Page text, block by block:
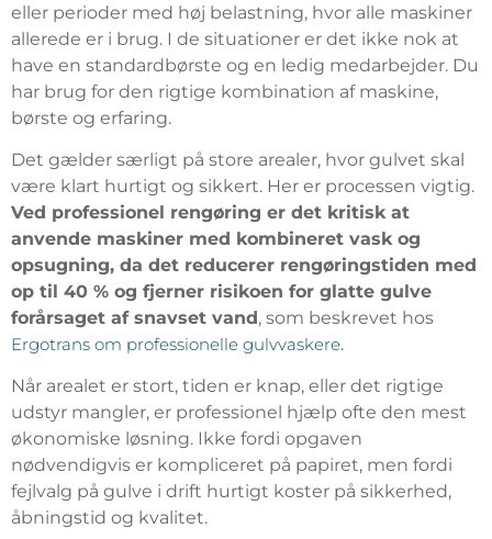
eller perioder med høj belastning, hvor alle maskiner
allerede er i brug. I de situationer er det ikke nok at
have en standardbørste og en ledig medarbejder. Du
har brug for den rigtige kombination af maskine,
børste og erfaring.
Det gælder særligt på store arealer, hvor gulvet skal
være klart hurtigt og sikkert. Her er processen vigtig.
Ved professionel rengøring er det kritisk at
anvende maskiner med kombineret vask og
opsugning, da det reducerer rengøringstiden med
op til 40 % og fjerner risikoen for glatte gulve
forårsaget af snavset vand, som beskrevet hos
Ergotrans om professionelle gulvvaskere.
Når arealet er stort, tiden er knap, eller det rigtige
udstyr mangler, er professionel hjælp ofte den mest
økonomiske løsning. Ikke fordi opgaven
nødvendigvis er kompliceret på papiret, men fordi
fejlvalg på gulve i drift hurtigt koster på sikkerhed,
åbningstid og kvalitet.